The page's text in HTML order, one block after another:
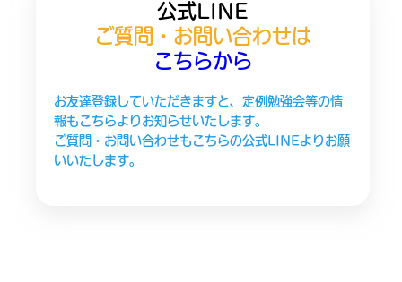
公式LINE
ご質問・お問い合わせは
こちらから
お友達登録していただきますと、定例勉強会等の情
報もこちらよりお知らせいたします。
ご質問・お問い合わせもこちらの公式LINEよりお願
いいたします。